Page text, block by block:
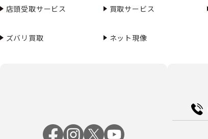
店頭受取サービス 買取サービス
ズバリ買取 ネット現像